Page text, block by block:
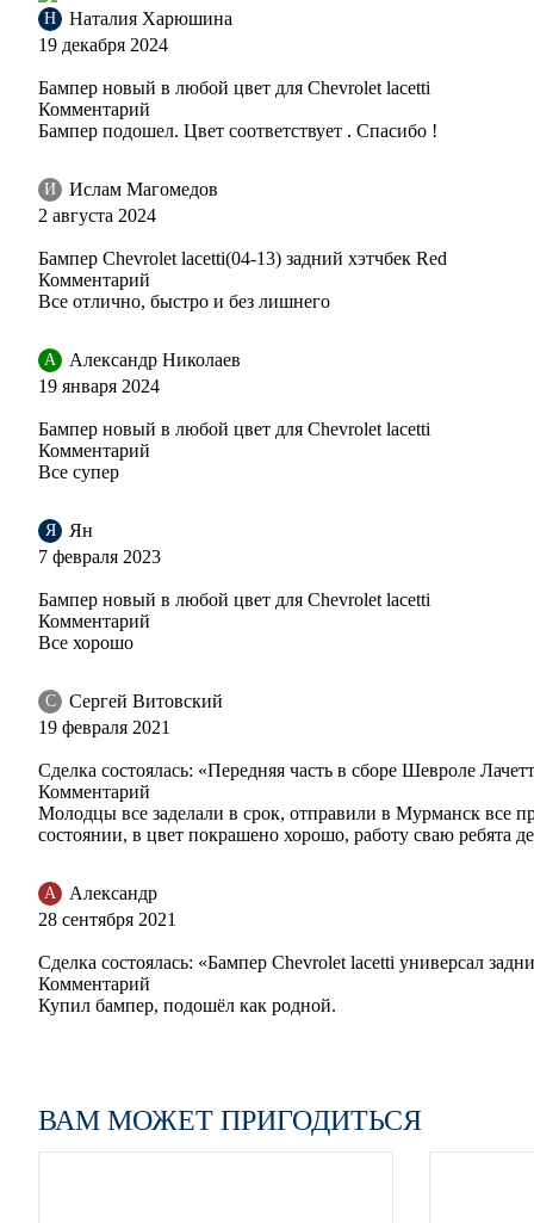
GAZ, 40R, 8624 - SUMMIT WHITE, OLYMPIC WHITE,
GAZ, 40R, 8624 - SUMMIT WHITE, OLYMPIC WHITE,
70U - RED ROCK
70U - RED ROCK
70U - RED ROCK
70U - RED ROCK
Н
Наталия Харюшина
19 декабря 2024
Бампер новый в любой цвет для Chevrolet lacetti
Комментарий
Бампер подошел. Цвет соответствует . Спасибо !
И
Ислам Магомедов
2 августа 2024
Бампер Chevrolet lacetti(04-13) задний хэтчбек Red
Комментарий
Все отлично, быстро и без лишнего
А
Александр Николаев
19 января 2024
Бампер новый в любой цвет для Chevrolet lacetti
Комментарий
Все супер
Я
Ян
7 февраля 2023
Бампер новый в любой цвет для Chevrolet lacetti
Комментарий
Все хорошо
С
Сергей Витовский
19 февраля 2021
Сделка состоялась: «Передняя часть в сборе Шевроле
Комментарий
Молодцы все заделали в срок, отправили в Мурманск все
состоянии, в цвет покрашено хорошо, работу сваю ребята
А
Александр
28 сентября 2021
Сделка состоялась: «Бампер Chevrolet lacetti универсал
Комментарий
Купил бампер, подошёл как родной.
ВАМ МОЖЕТ ПРИГОДИТЬСЯ